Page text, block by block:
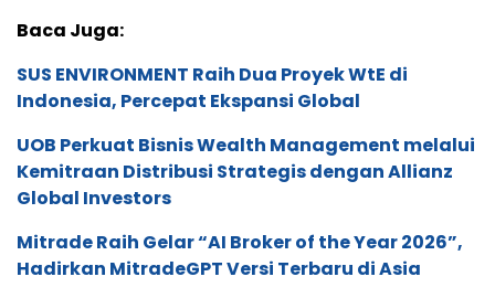
Baca Juga:
SUS ENVIRONMENT Raih Dua Proyek WtE di
Indonesia, Percepat Ekspansi Global
UOB Perkuat Bisnis Wealth Management melalui
Kemitraan Distribusi Strategis dengan Allianz
Global Investors
Mitrade Raih Gelar “AI Broker of the Year 2026”,
Hadirkan MitradeGPT Versi Terbaru di Asia